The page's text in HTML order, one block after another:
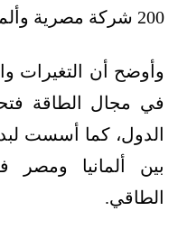
200 شركة مصرية وألمانية.
وأوضح أن التغيرات
في مجال الطاقة
الدول، كما أسست
بين ألمانيا ومصر
الطاقي.